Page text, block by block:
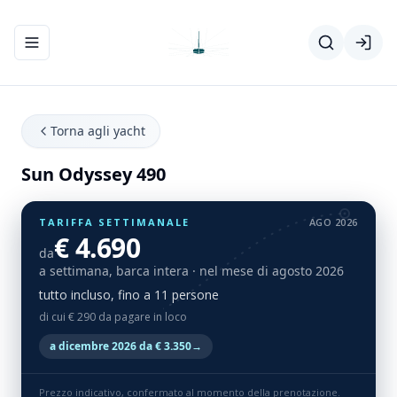
Apri/chiudi menu di navigazione
Torna agli yacht
Sun Odyssey 490
TARIFFA SETTIMANALE AGO 2026
da€ 4.690
a settimana, barca intera · nel mese di agosto 2026
tutto incluso, fino a 11 persone
di cui € 290 da pagare in loco
a dicembre 2026 da € 3.350→
Prezzo indicativo, confermato al momento della prenotazione.